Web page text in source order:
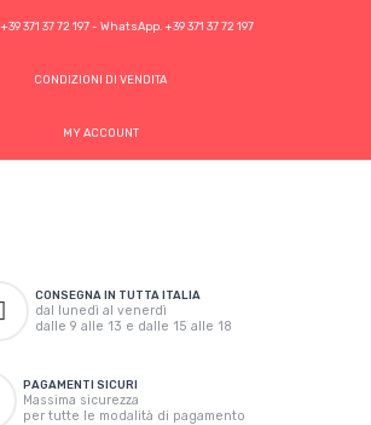
+39 371 37 72 197- WhatsApp. +39 371 37 72 197
CONDIZIONI DI VENDITA
MY ACCOUNT
CONSEGNA IN TUTTA ITALIA
dal lunedì al venerdì
dalle 9 alle 13 e dalle 15 alle 18
PAGAMENTI SICURI
Massima sicurezza
per tutte le modalità di pagamento